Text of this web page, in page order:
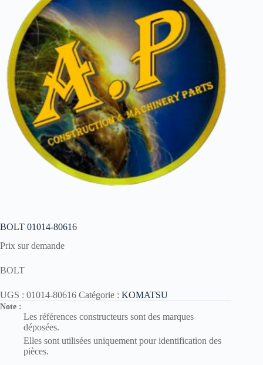
BOLT 01014-80616
Prix sur demande
BOLT
UGS : 01014-80616 Catégorie : KOMATSU
Note :
Les références constructeurs sont des marques
déposées.
Elles sont utilisées uniquement pour identification des
pièces.